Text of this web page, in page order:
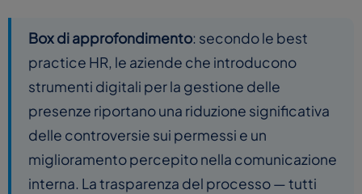
Box di approfondimento: secondo le best
practice HR, le aziende che introducono
strumenti digitali per la gestione delle
presenze riportano una riduzione significativa
delle controversie sui permessi e un
miglioramento percepito nella comunicazione
interna. La trasparenza del processo — tutti